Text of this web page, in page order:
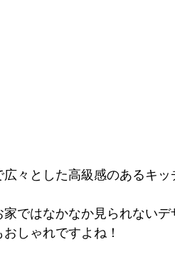
広々とした高級感のあるキ
ではなかなか見られないデ
おしゃれですよね！